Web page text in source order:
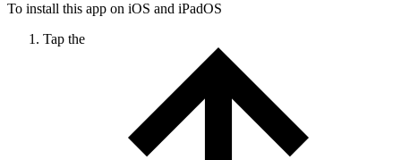
To install this app on iOS and iPadOS
Tap the